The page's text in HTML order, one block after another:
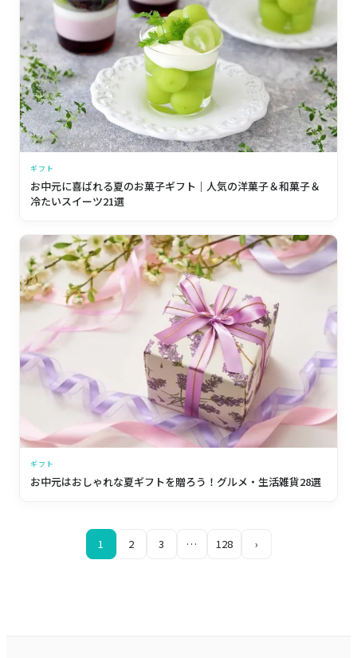
ギフト
お中元に喜ばれる夏のお菓子ギフト｜人気の洋菓子＆和菓子＆
冷たいスイーツ21選
ギフト
お中元はおしゃれな夏ギフトを贈ろう！グルメ・生活雑貨28選
1 2 3 … 128 ›